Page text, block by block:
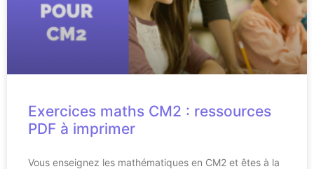
Exercices maths CM2 : ressources
PDF à imprimer
Vous enseignez les mathématiques en CM2 et êtes à la